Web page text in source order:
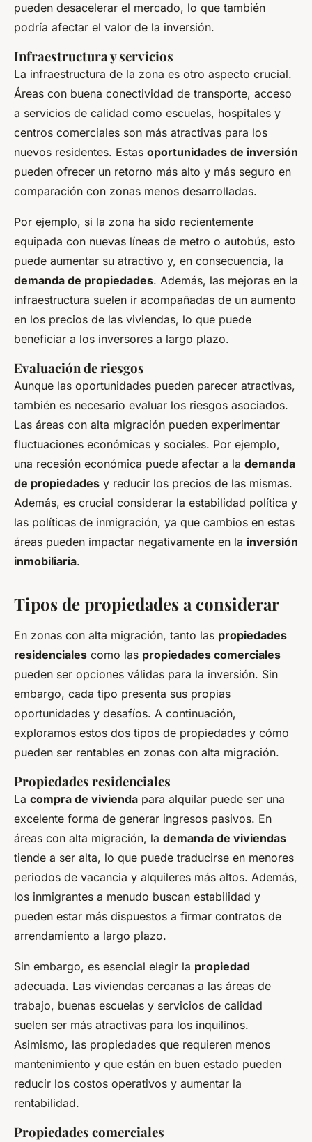
pueden desacelerar el mercado, lo que también
podría afectar el valor de la inversión.
Infraestructura y servicios
La infraestructura de la zona es otro aspecto crucial.
Áreas con buena conectividad de transporte, acceso
a servicios de calidad como escuelas, hospitales y
centros comerciales son más atractivas para los
nuevos residentes. Estas oportunidades de inversión
pueden ofrecer un retorno más alto y más seguro en
comparación con zonas menos desarrolladas.
Por ejemplo, si la zona ha sido recientemente
equipada con nuevas líneas de metro o autobús, esto
puede aumentar su atractivo y, en consecuencia, la
demanda de propiedades. Además, las mejoras en la
infraestructura suelen ir acompañadas de un aumento
en los precios de las viviendas, lo que puede
beneficiar a los inversores a largo plazo.
Evaluación de riesgos
Aunque las oportunidades pueden parecer atractivas,
también es necesario evaluar los riesgos asociados.
Las áreas con alta migración pueden experimentar
fluctuaciones económicas y sociales. Por ejemplo,
una recesión económica puede afectar a la demanda
de propiedades y reducir los precios de las mismas.
Además, es crucial considerar la estabilidad política y
las políticas de inmigración, ya que cambios en estas
áreas pueden impactar negativamente en la inversión
inmobiliaria.
Tipos de propiedades a considerar
En zonas con alta migración, tanto las propiedades
residenciales como las propiedades comerciales
pueden ser opciones válidas para la inversión. Sin
embargo, cada tipo presenta sus propias
oportunidades y desafíos. A continuación,
exploramos estos dos tipos de propiedades y cómo
pueden ser rentables en zonas con alta migración.
Propiedades residenciales
La compra de vivienda para alquilar puede ser una
excelente forma de generar ingresos pasivos. En
áreas con alta migración, la demanda de viviendas
tiende a ser alta, lo que puede traducirse en menores
periodos de vacancia y alquileres más altos. Además,
los inmigrantes a menudo buscan estabilidad y
pueden estar más dispuestos a firmar contratos de
arrendamiento a largo plazo.
Sin embargo, es esencial elegir la propiedad
adecuada. Las viviendas cercanas a las áreas de
trabajo, buenas escuelas y servicios de calidad
suelen ser más atractivas para los inquilinos.
Asimismo, las propiedades que requieren menos
mantenimiento y que están en buen estado pueden
reducir los costos operativos y aumentar la
rentabilidad.
Propiedades comerciales